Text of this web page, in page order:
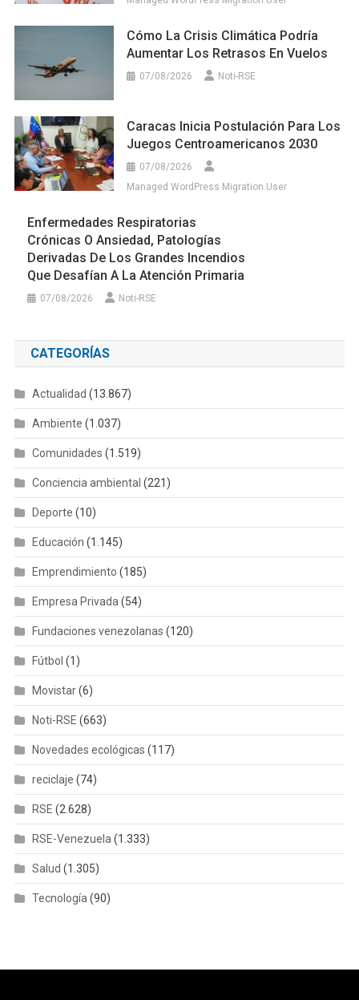
Cómo La Crisis Climática Podría
Aumentar Los Retrasos En Vuelos
07/08/2026 Noti-RSE
Caracas Inicia Postulación Para Los
Juegos Centroamericanos 2030
07/08/2026
Managed WordPress Migration User
Enfermedades Respiratorias
Crónicas O Ansiedad, Patologías
Derivadas De Los Grandes Incendios
Que Desafían A La Atención Primaria
07/08/2026 Noti-RSE
CATEGORÍAS
Actualidad (13.867)
Ambiente (1.037)
Comunidades (1.519)
Conciencia ambiental (221)
Deporte (10)
Educación (1.145)
Emprendimiento (185)
Empresa Privada (54)
Fundaciones venezolanas (120)
Fútbol (1)
Movistar(6)
Noti-RSE (663)
Novedades ecológicas (117)
reciclaje (74)
RSE (2.628)
RSE-Venezuela (1.333)
Salud (1.305)
Tecnología (90)